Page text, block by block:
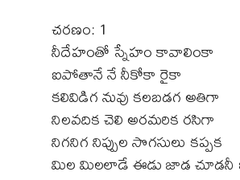
చరణం: 1
నీదేహంతో స్నేహం కావాలింకా
ఐపోతానే నే నీకోకా రైకా
కలివిడిగ నువు కలబడగ అతిగా
నిలవదిక చెలి అరమరిక రసిగా
నిగనిగ నిప్పుల సొగసులు కప్పక
మిల మిలలాడే ఈడు జాడ చూడనీ